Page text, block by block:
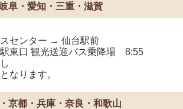
阜・愛知・三重・滋賀
センター → 仙台駅前
駅東口 観光送迎バス乗降場 8:55
なります。
京都・兵庫・奈良・和歌山